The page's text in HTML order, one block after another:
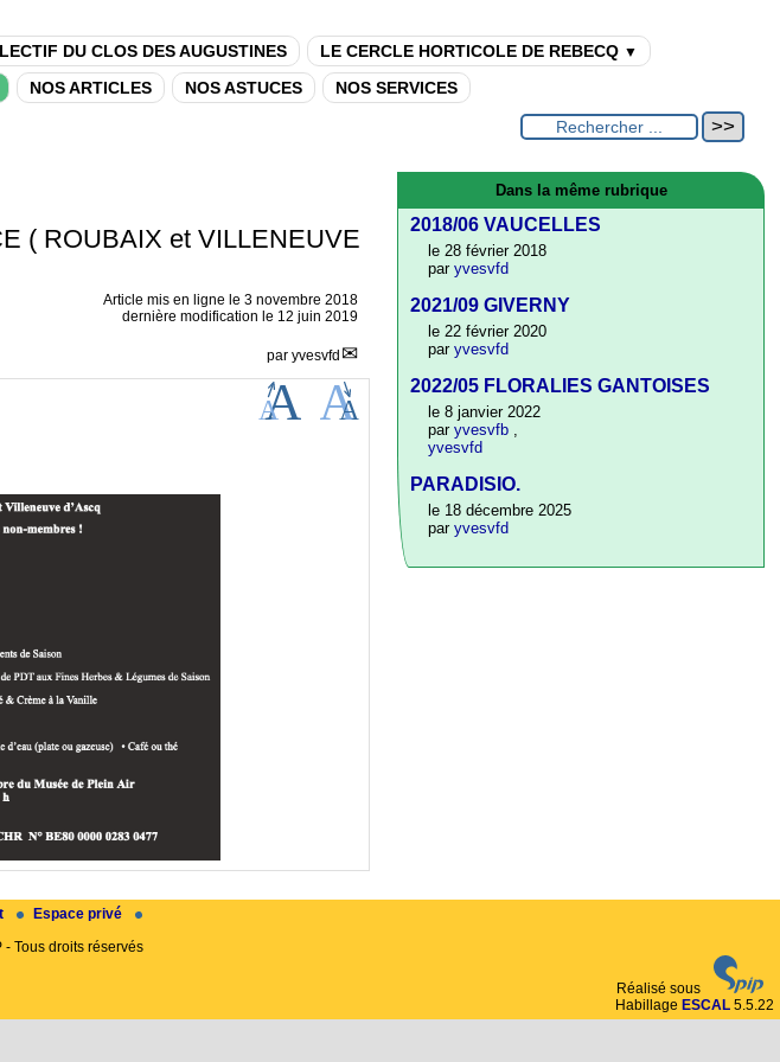
DU CLOS DES AUGUSTINES LE CERCLE HORTICOLE DE REBECQ ▼
NOS ARTICLES NOS ASTUCES NOS SERVICES
( ROUBAIX et VILLENEUVE
Article mis en ligne le 3 novembre 2018
dernière modification le 12 juin 2019
par yvesvfd
Dans la même rubrique
2018/06 VAUCELLES
le 28 février 2018
paryvesvfd
2021/09 GIVERNY
le 22 février 2020
paryvesvfd
2022/05 FLORALIES GANTOISES
le 8 janvier 2022
paryvesvfb ,
yvesvfd
PARADISIO.
le 18 décembre 2025
paryvesvfd
Espace privé
Tous droits réservés
Réalisé sous
Habillage ESCAL 5.5.22